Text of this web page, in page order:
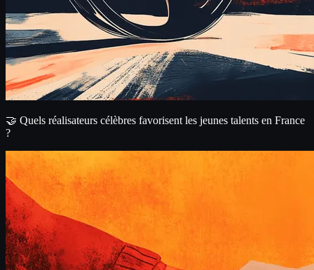
🤝 Quels réalisateurs célèbres favorisent les jeunes talents en France
?